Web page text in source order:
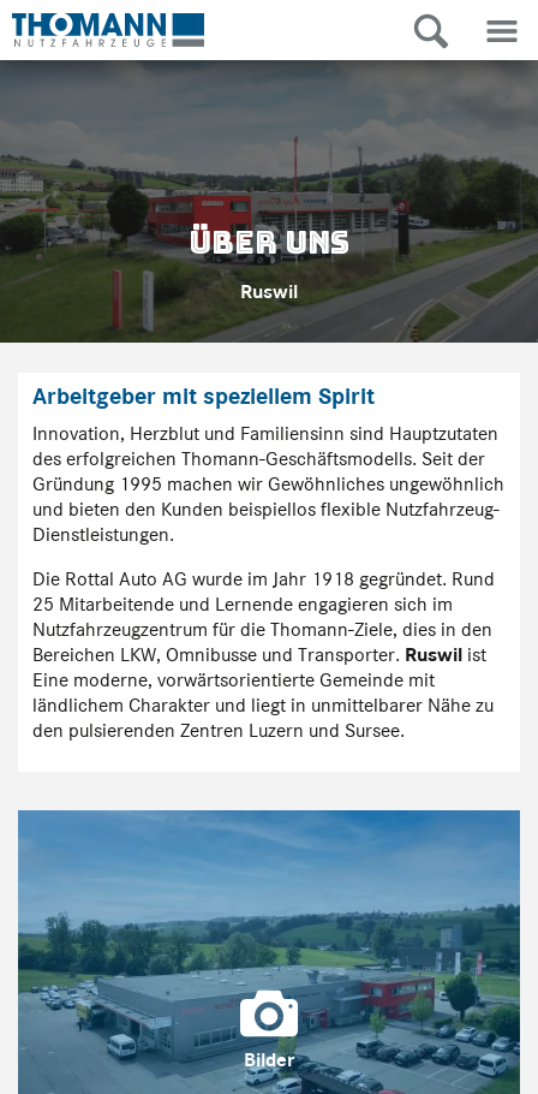
Über uns
Ruswil
Arbeitgeber mit speziellem Spirit
Innovation, Herzblut und Familiensinn sind Hauptzutaten
des erfolgreichen Thomann-Geschäftsmodells. Seit der
Gründung 1995 machen wir Gewöhnliches ungewöhnlich
und bieten den Kunden beispiellos flexible Nutzfahrzeug-
Dienstleistungen.
Die Rottal Auto AG wurde im Jahr 1918 gegründet. Rund
25 Mitarbeitende und Lernende engagieren sich im
Nutzfahrzeugzentrum für die Thomann-Ziele, dies in den
Bereichen LKW, Omnibusse und Transporter. Ruswil ist
Eine moderne, vorwärtsorientierte Gemeinde mit
ländlichem Charakter und liegt in unmittelbarer Nähe zu
den pulsierenden Zentren Luzern und Sursee.
Bilder